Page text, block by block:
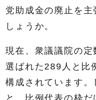
党助成金の廃止を
しょうか。
現在、衆議議院の
選ばれた289人と比
構成されています
と、比例代表の枠